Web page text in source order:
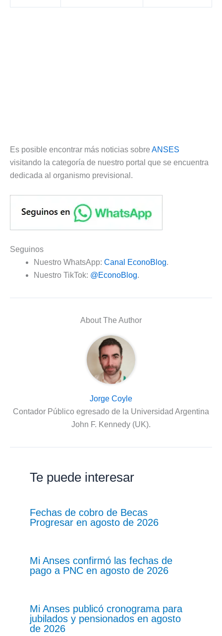
Es posible encontrar más noticias sobre ANSES
visitando la categoría de nuestro portal que se encuentra
dedicada al organismo previsional.
Seguinos
Nuestro WhatsApp: Canal EconoBlog.
Nuestro TikTok: @EconoBlog.
About The Author
Jorge Coyle
Contador Público egresado de la Universidad Argentina
John F. Kennedy (UK).
Te puede interesar
Fechas de cobro de Becas
Progresar en agosto de 2026
Mi Anses confirmó las fechas de
pago a PNC en agosto de 2026
Mi Anses publicó cronograma para
jubilados y pensionados en agosto
de 2026